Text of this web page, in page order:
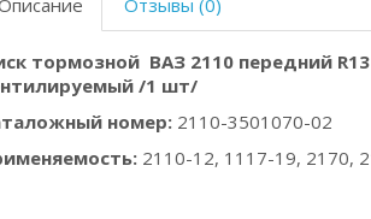
Отзывы (0)
тормозной ВАЗ 2110 передний R13
/1 шт/
номер: 2110-3501070-02
2110-12, 1117-19, 2170,